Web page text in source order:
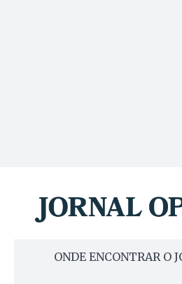
ONDE ENCONTRAR O